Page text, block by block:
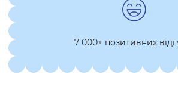
7 000+ позитивних